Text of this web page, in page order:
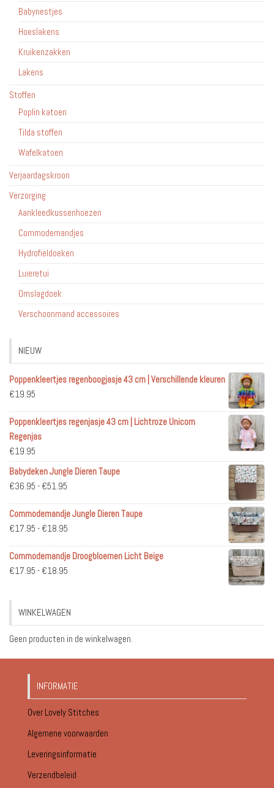
Babynestjes
Hoeslakens
Kruikenzakken
Lakens
Stoffen
Poplin katoen
Tilda stoffen
Wafelkatoen
Verjaardagskroon
Verzorging
Aankleedkussenhoezen
Commodemandjes
Hydrofieldoeken
Luieretui
Omslagdoek
Verschoonmand accessoires
NIEUW
Poppenkleertjes regenboogjasje 43 cm | Verschillende kleuren
€19.95
Poppenkleertjes regenjasje 43 cm | Lichtroze Unicorn
Regenjas
€19.95
Babydeken Jungle Dieren Taupe
€36.95 - €51.95
Commodemandje Jungle Dieren Taupe
€17.95 - €18.95
Commodemandje Droogbloemen Licht Beige
€17.95 - €18.95
WINKELWAGEN
Geen producten in de winkelwagen.
INFORMATIE
Over Lovely Stitches
Algemene voorwaarden
Leveringsinformatie
Verzendbeleid